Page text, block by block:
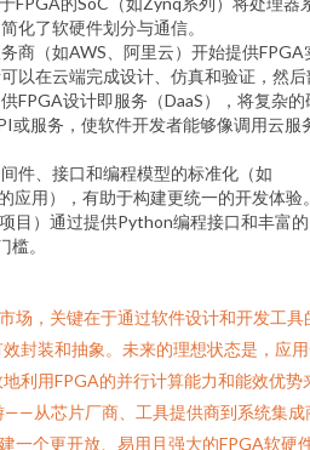
化了软硬件划分与通信。
商（如AWS、阿里云）开始提供FPGA
以在云端完成设计、仿真和验证，然后
FPGA设计即服务（DaaS），将复杂的
或服务，使软件开发者能够像调用云服
件、接口和编程模型的标准化（如
应用），有助于构建更统一的开发体验
目）通过提供Python编程接口和丰富的
槛。
场，关键在于通过软件设计和开发工具
封装和抽象。未来的理想状态是，应
利用FPGA的并行计算能力和能效优势
从芯片厂商、工具提供商到系统集成
一个更开放、易用且强大的FPGA软硬